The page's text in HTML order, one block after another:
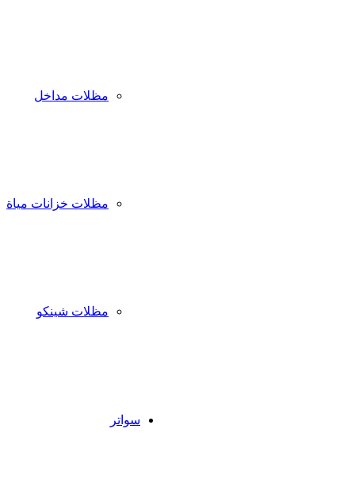
مظلات مداخل
مظلات خزانات مياة
مظلات شينكو
سواتر